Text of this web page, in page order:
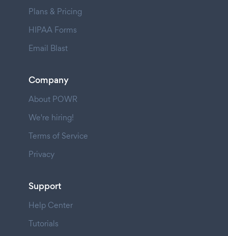
Plans & Pricing
HIPAA Forms
Email Blast
Company
About POWR
We're hiring!
Terms of Service
Privacy
Support
Help Center
Tutorials